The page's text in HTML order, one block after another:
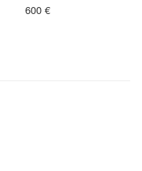
600 €